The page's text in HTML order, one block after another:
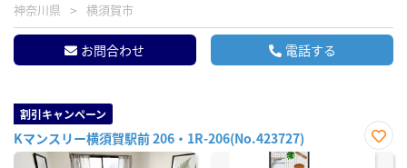
神奈川県 横須賀市
お問合わせ 電話する
割引キャンペーン
Kマンスリー横須賀駅前 206・1R-206(No.423727)
お気